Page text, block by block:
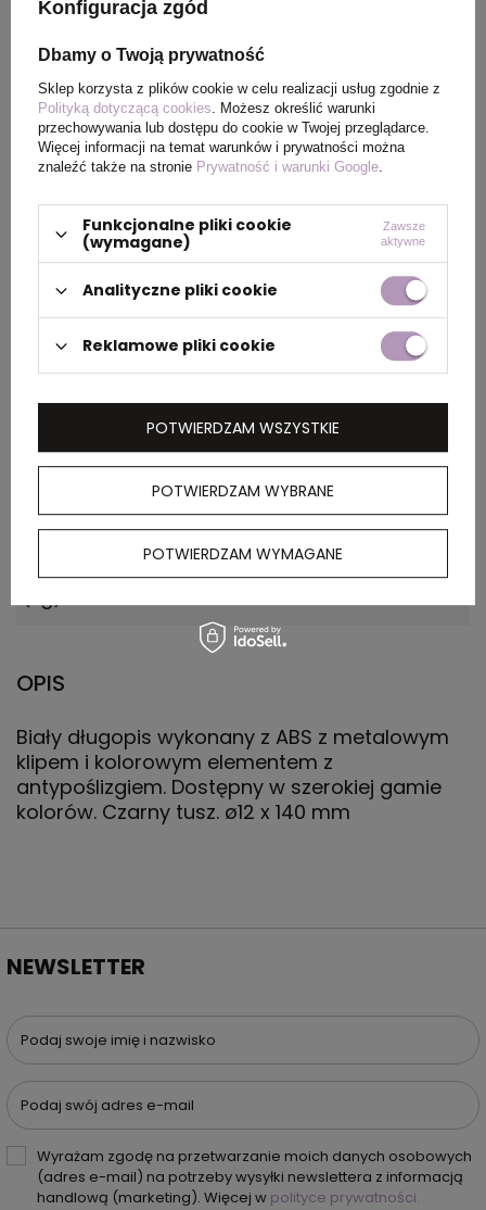
Certyfikat MSDS
Rozmiar ø12 x 140 mm
PAKOWANIE
Wymiary
(m)
0.520x0.320x0.210
wewnętrznym
Waga
zewnętrznego
11.800
OPIS
Biały długopis wykonany z ABS z metalowym
klipem i kolorowym elementem z
antypoślizgiem. Dostępny w szerokiej gamie
kolorów. Czarny tusz. ø12 x 140 mm
NEWSLETTER
Podaj swoje imię i nazwisko
Podaj swój adres e-mail
Wyrażam zgodę na przetwarzanie moich danych osobowych
(adres e-mail) na potrzeby wysyłki newslettera z informacją
handlową (marketing). Więcej w polityce prywatności.
Konfiguracja zgód
Dbamy o Twoją prywatność
Sklep korzysta z plików cookie w celu realizacji usług zgodnie z
Polityką dotyczącą cookies. Możesz określić warunki
przechowywania lub dostępu do cookie w Twojej przeglądarce.
Więcej informacji na temat warunków i prywatności można
znaleźć także na stronie Prywatność i warunki Google.
Funkcjonalne pliki cookie
(wymagane)
Zawsze
aktywne
Analityczne pliki cookie
Reklamowe pliki cookie
POTWIERDZAM WYBRANE
POTWIERDZAM WYMAGANE
POTWIERDZAM WSZYSTKIE